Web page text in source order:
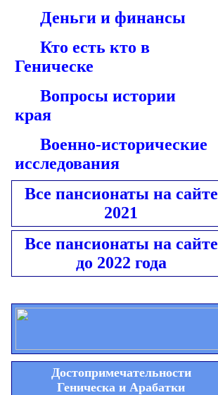
Деньги и финансы
Кто есть кто в
Геническе
Вопросы истории
края
Военно-исторические
исследования
Все пансионаты на сайте
2021
Все пансионаты на сайте
до 2022 года
Достопримечательности
Геническа и Арабатки